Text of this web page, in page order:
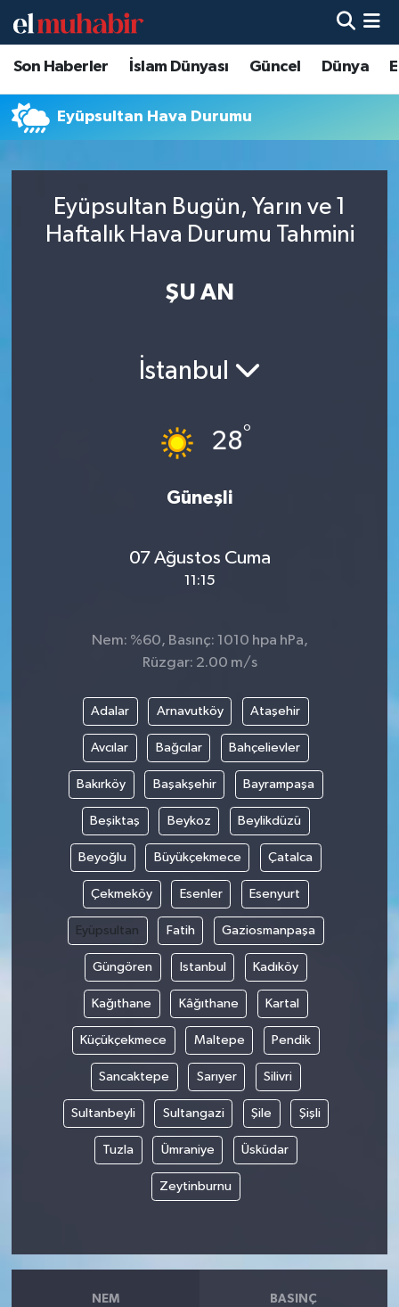
Son Haberler İslam Dünyası Güncel Dünya
Eyüpsultan Hava Durumu
Eyüpsultan Bugün, Yarın ve 1
Haftalık Hava Durumu Tahmini
ŞU AN
İstanbul
28°
Güneşli
07 Ağustos Cuma
11:15
Nem: %60, Basınç: 1010 hpa hPa,
Rüzgar: 2.00 m/s
Adalar Arnavutköy Ataşehir
Avcılar Bağcılar Bahçelievler
Bakırköy Başakşehir Bayrampaşa
Beşiktaş Beykoz Beylikdüzü
Beyoğlu Büyükçekmece Çatalca
Çekmeköy Esenler Esenyurt
Eyüpsultan Fatih Gaziosmanpaşa
Güngören Istanbul Kadıköy
Kağıthane Kâğıthane Kartal
Küçükçekmece Maltepe Pendik
Sancaktepe Sarıyer Silivri
Sultanbeyli Sultangazi Şile Şişli
Tuzla Ümraniye Üsküdar
Zeytinburnu
NEM BASINÇ
Hava Durumu
Trafik Durumu
Tüm Manşetler